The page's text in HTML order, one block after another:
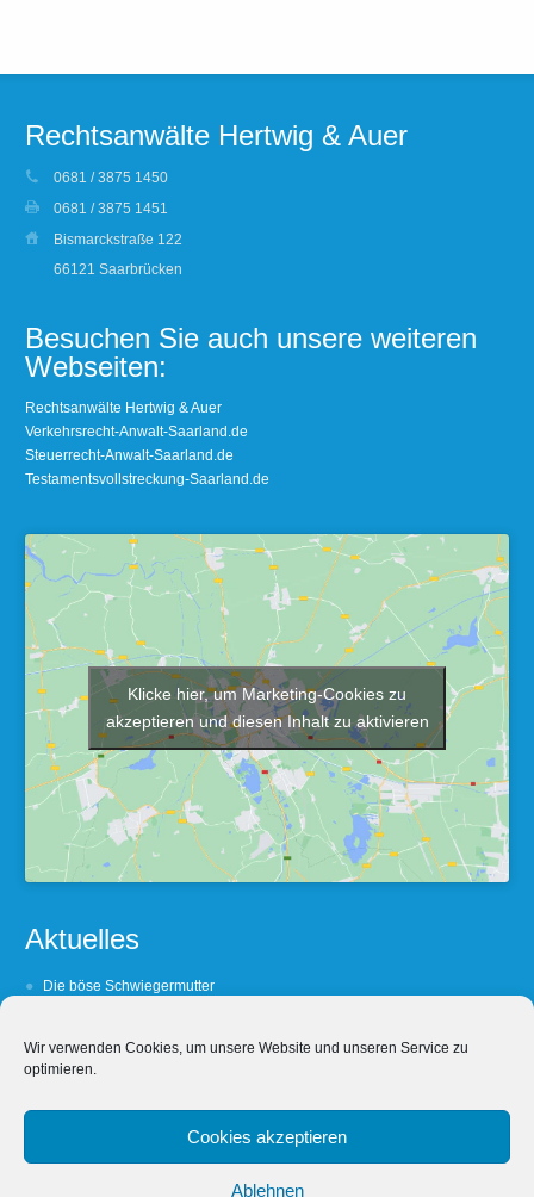
Wir verwenden Cookies, um unsere Website und unseren Service zu
optimieren.
Cookies akzeptieren
Ablehnen
Rechtsanwälte Hertwig & Auer
0681 / 3875 1450
0681 / 3875 1451
Bismarckstraße 122
66121 Saarbrücken
Besuchen Sie auch unsere weiteren
Webseiten:
Rechtsanwälte Hertwig & Auer
Verkehrsrecht-Anwalt-Saarland.de
Steuerrecht-Anwalt-Saarland.de
Testamentsvollstreckung-Saarland.de
Klicke hier, um Marketing-Cookies zu
akzeptieren und diesen Inhalt zu aktivieren
Aktuelles
Die böse Schwiegermutter
(Un- Treue lohnt sich nicht
Wein, Weib & Worschd